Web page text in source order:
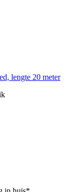
lengte 20 meter